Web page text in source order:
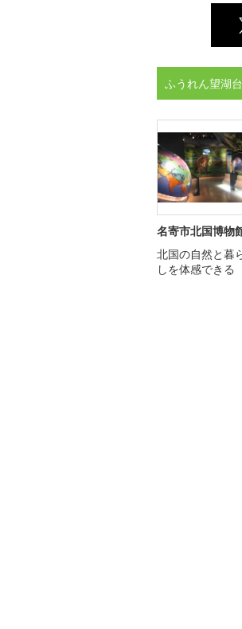
ふうれん望湖
名寄市北国博物
北国の自然と暮
しを体感できる